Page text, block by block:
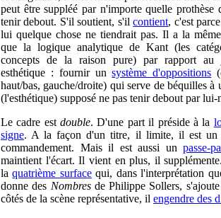
peut être suppléé par n'importe quelle prothèse
tenir debout. S'il soutient, s'ilcontient, c'est
lui quelque chose ne tiendrait pas. Il a la
que la logique analytique de Kant (les
concepts de la raison pure) par rapport au
esthétique : fournir unsystème d'oppositions
haut/bas, gauche/droite) qui serve de béquilles à
(l'esthétique) supposé ne pas tenir debout par lui-
Le cadre estdouble. D'une part il préside à la
signe. A la façon d'un titre, il limite, il est
commandement. Mais il est aussi unpasse-
maintient l'écart. Il vient en plus, il
laquatrième surfacequi, dans l'interprétation
donne des Nombresde Philippe Sollers,
côtés de la scène représentative, il engendre des